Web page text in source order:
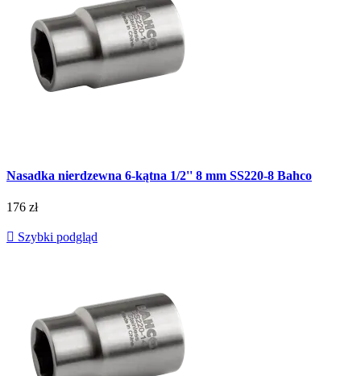
Nasadka nierdzewna 6-kątna 1/2'' 8 mm SS220-8 Bahco
176 zł
 Szybki podgląd